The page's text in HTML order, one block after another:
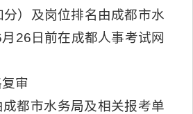
）及岗位排名由成都市水
26日前在成都人事考试网
复审
都市水务局及相关报考单